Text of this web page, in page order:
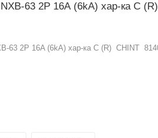
63 2P 16A (6kA) хар-ка С (R) CHINT